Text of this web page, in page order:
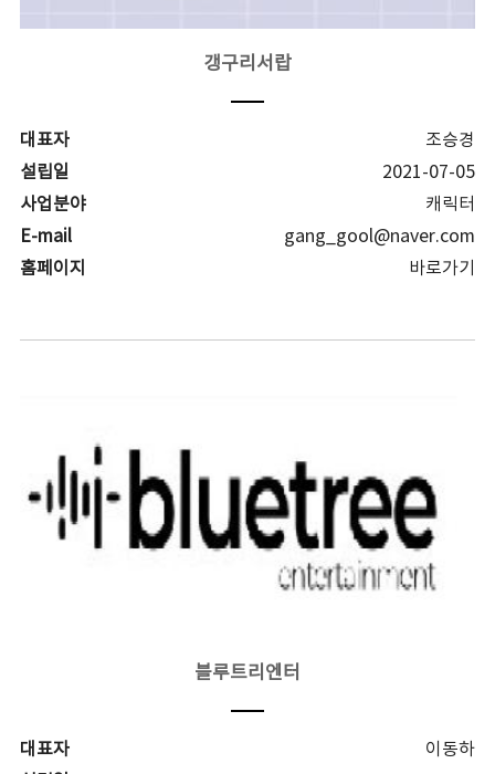
갱구리서랍
대표자
조승경
설립일
2021-07-05
사업분야
캐릭터
E-mail
gang_gool@naver.com
홈페이지
바로가기
블루트리엔터
대표자
이동하